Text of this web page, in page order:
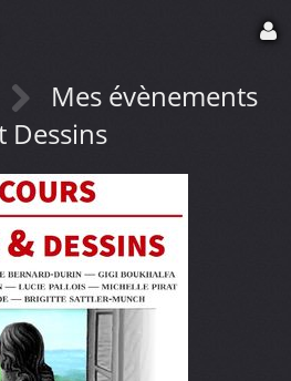
Mes évènements
Dessins